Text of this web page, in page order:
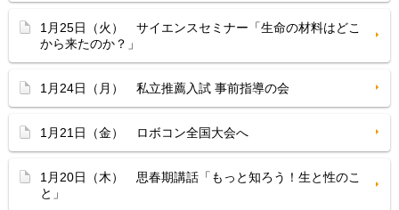
1月25日（火） サイエンスセミナー「生命の材料はどこ
から来たのか？」
1月24日（月） 私立推薦入試 事前指導の会
1月21日（金） ロボコン全国大会へ
1月20日（木） 思春期講話「もっと知ろう！生と性のこ
と」